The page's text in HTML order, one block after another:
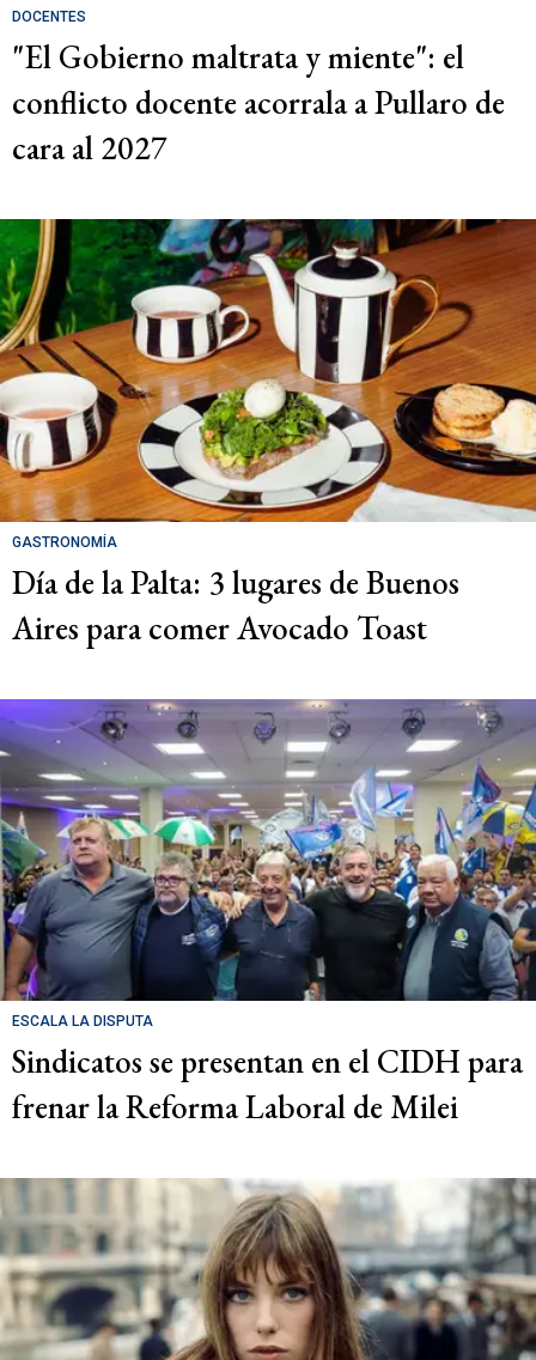
DOCENTES
"El Gobierno maltrata y miente": el
conflicto docente acorrala a Pullaro de
cara al 2027
GASTRONOMÍA
Día de la Palta: 3 lugares de Buenos
Aires para comer Avocado Toast
ESCALA LA DISPUTA
Sindicatos se presentan en el CIDH para
frenar la Reforma Laboral de Milei